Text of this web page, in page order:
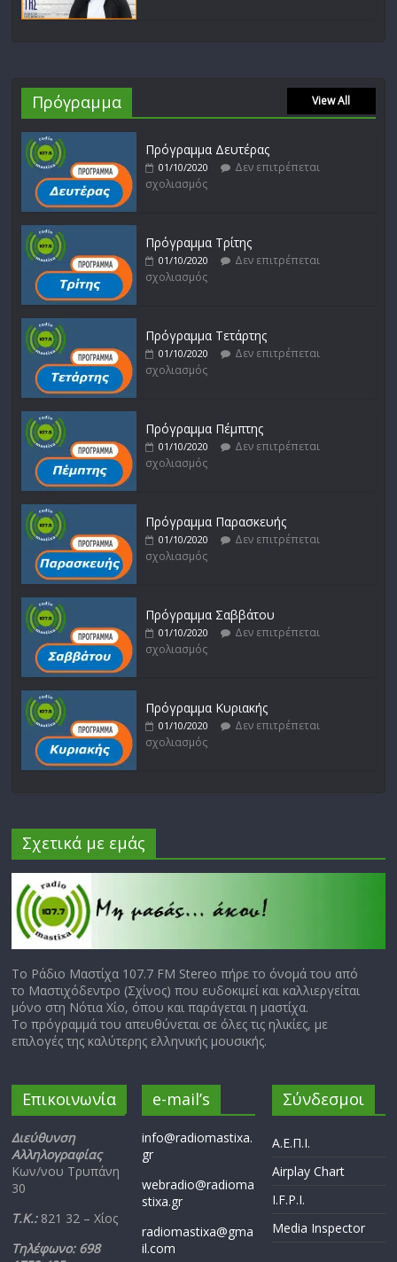
Πρόγραμμα View All
Πρόγραμμα Δευτέρας
01/10/2020
Δεν επιτρέπεται
σχολιασμός
Πρόγραμμα Τρίτης
01/10/2020
Δεν επιτρέπεται
σχολιασμός
Πρόγραμμα Τετάρτης
01/10/2020
Δεν επιτρέπεται
σχολιασμός
Πρόγραμμα Πέμπτης
01/10/2020
Δεν επιτρέπεται
σχολιασμός
Πρόγραμμα Παρασκευής
01/10/2020
Δεν επιτρέπεται
σχολιασμός
Πρόγραμμα Σαββάτου
01/10/2020
Δεν επιτρέπεται
σχολιασμός
Πρόγραμμα Κυριακής
01/10/2020
Δεν επιτρέπεται
σχολιασμός
Σχετικά με εμάς
Το Ράδιο Μαστίχα 107.7 FM Stereo πήρε το όνομά του από
το Μαστιχόδεντρο (Σχίνος) που ευδοκιμεί και καλλιεργείται
μόνο στη Νότια Χίο, όπου και παράγεται η μαστίχα.
Το πρόγραμμά του απευθύνεται σε όλες τις ηλικίες, με
επιλογές της καλύτερης ελληνικής μουσικής.
Επικοινωνία
Διεύθυνση
Αλληλογραφίας
Κων/νου Τρυπάνη
30
Τ.Κ.: 821 32 – Χίος
Τηλέφωνο: 698
e-mail’s
info@radiomastixa.
gr
webradio@radioma
stixa.gr
radiomastixa@gma
il.com
Σύνδεσμοι
Α.Ε.Π.Ι.
Airplay Chart
I.F.P.I.
Media Inspector